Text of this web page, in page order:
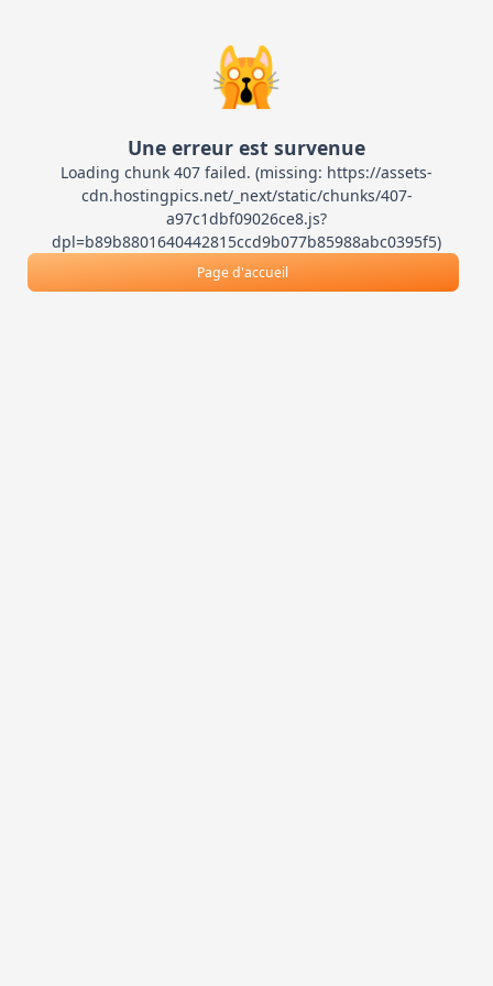
🙀
Une erreur est survenue
Loading chunk 407 failed. (missing: https://assets-
cdn.hostingpics.net/_next/static/chunks/407-
a97c1dbf09026ce8.js?
dpl=b89b8801640442815ccd9b077b85988abc0395f5)
Page d'accueil